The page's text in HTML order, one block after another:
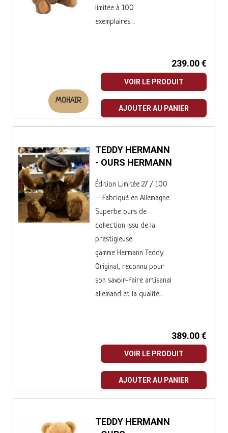
MOHAIR
limitée à 100
exemplaires....
239.00 €
VOIR LE PRODUIT
AJOUTER AU PANIER
TEDDY HERMANN
- OURS HERMANN
Édition Limitée 27 / 100
– Fabriqué en Allemagne
Superbe ours de
collection issu de la
prestigieuse
gamme Hermann Teddy
Original, reconnu pour
son savoir-faire artisanal
allemand et la qualité...
389.00 €
VOIR LE PRODUIT
AJOUTER AU PANIER
TEDDY HERMANN